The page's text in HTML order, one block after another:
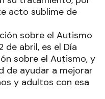
acto sublime de
sobre el Autismo
de abril, es el Día
sobre el Autismo, y
de ayudar a mejorar
y adultos con esa